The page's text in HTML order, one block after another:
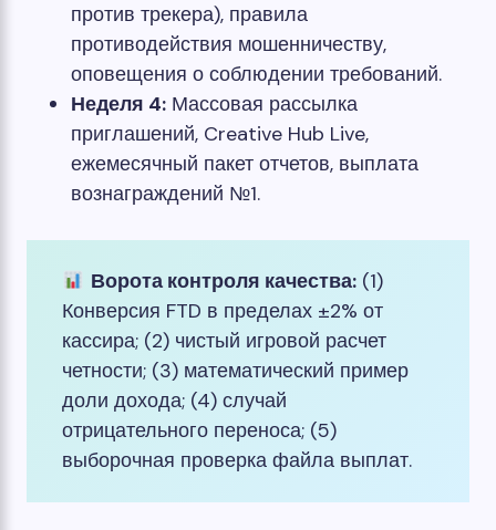
против трекера), правила
противодействия мошенничеству,
оповещения о соблюдении требований.
Неделя 4: Массовая рассылка
приглашений, Creative Hub Live,
ежемесячный пакет отчетов, выплата
вознаграждений №1.
Ворота контроля качества:(1)
Конверсия FTD в пределах ±2% от
кассира; (2) чистый игровой расчет
четности; (3) математический пример
доли дохода; (4) случай
отрицательного переноса; (5)
выборочная проверка файла выплат.